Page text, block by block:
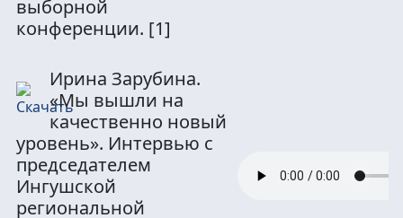
выборной
конференции. [1]
Ирина Зарубина.
«Мы вышли на
качественно новый
уровень». Интервью с
председателем
Ингушской
региональной